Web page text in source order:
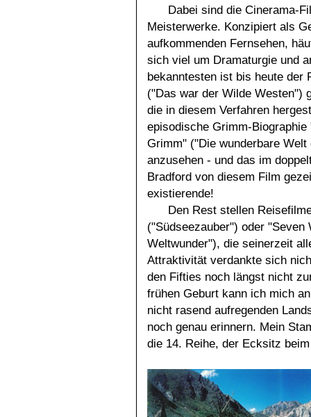
Dabei sind die Cinerama-
Meisterwerke. Konzipiert als
aufkommenden Fernsehen,
sich viel um Dramaturgie und
bekanntesten ist bis heute der
("Das war der Wilde Westen")
die in diesem Verfahren
episodische Grimm-
Grimm" ("Die wunderbare
anzusehen - und das im
Bradford von diesem Film
existierende!
Den Rest stellen
("Südseezauber") oder
Weltwunder"), die seinerzeit
Attraktivität verdankte sich
den Fifties noch längst nicht
frühen Geburt kann ich mich
nicht rasend aufregenden
noch genau erinnern. Mein
die 14. Reihe, der Ecksitz